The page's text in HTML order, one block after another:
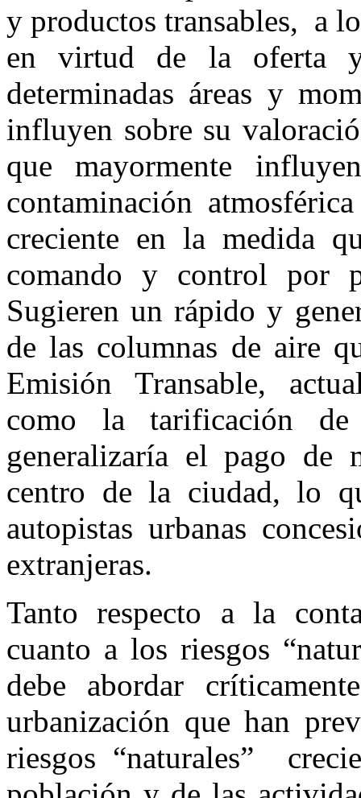
y productos transables, a
en virtud de la oferta
determinadas áreas y
influyen sobre su
que mayormente
contaminación
creciente en la medida
comando y control por
Sugieren un rápido y
de las columnas de aire
Emisión Transable,
como la tarificación
generalizaría el pago de
centro de la ciudad, lo
autopistas urbanas
extranjeras.
Tanto respecto a la
cuanto a los riesgos
debe abordar
urbanización que han
riesgos “naturales”